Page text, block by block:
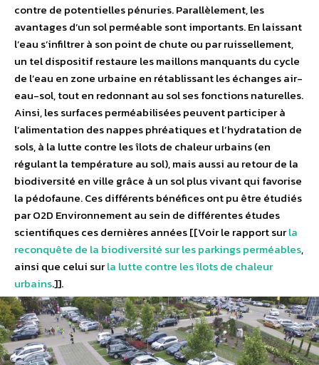
contre de potentielles pénuries. Parallèlement, les
avantages d’un sol perméable sont importants. En laissant
l’eau s’infiltrer à son point de chute ou par ruissellement,
un tel dispositif restaure les maillons manquants du cycle
de l’eau en zone urbaine en rétablissant les échanges air-
eau-sol, tout en redonnant au sol ses fonctions naturelles.
Ainsi, les surfaces perméabilisées peuvent participer à
l’alimentation des nappes phréatiques et l’hydratation de
sols, à la lutte contre les îlots de chaleur urbains (en
régulant la température au sol), mais aussi au retour de la
biodiversité en ville grâce à un sol plus vivant qui favorise
la pédofaune. Ces différents bénéfices ont pu être étudiés
par O2D Environnement au sein de différentes études
scientifiques ces dernières années [[Voir le rapport surla
reconquête de la biodiversité sur les parkings perméables,
ainsi que celui surla lutte contre les îlots de chaleur
urbains.]].